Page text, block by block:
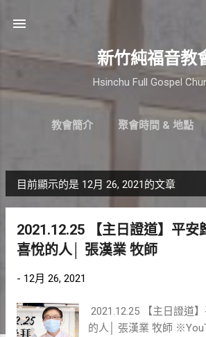
新竹純福音教
Hsinchu Full Gospel
教會簡介 聚會時間 & 地點
小組介紹
發
文
目前顯示的是 12月 26, 2021的文章
2021.12.25 【主日證道】平安
喜悅的人│ 張漢業 牧師
- 12月 26, 2021
2021.12.25 【主日證道
的人│ 張漢業 牧師